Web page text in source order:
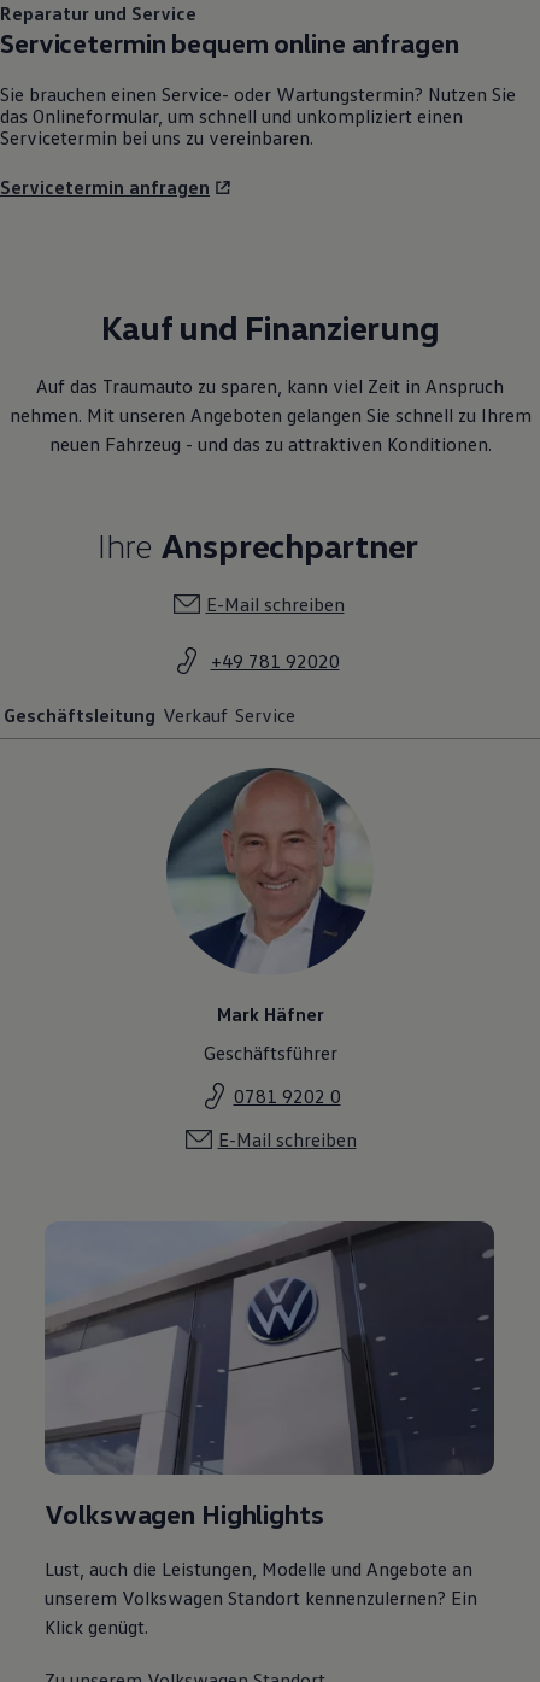
Reparatur und Service
Servicetermin bequem online anfragen
Sie brauchen einen Service- oder Wartungstermin? Nutzen Sie
das Onlineformular, um schnell und unkompliziert einen
Servicetermin bei uns zu vereinbaren.
Servicetermin anfragen
Kauf und Finanzierung
Auf das Traumauto zu sparen, kann viel Zeit in Anspruch
nehmen. Mit unseren Angeboten gelangen Sie schnell zu Ihrem
neuen Fahrzeug - und das zu attraktiven Konditionen.
Ihre Ansprechpartner
E-Mail schreiben
+49 781 92020
Geschäftsleitung Verkauf Service
Mark Häfner
Geschäftsführer
0781 9202 0
E-Mail schreiben
Volkswagen Highlights
Lust, auch die Leistungen, Modelle und Angebote an
unserem Volkswagen Standort kennenzulernen? Ein
Klick genügt.